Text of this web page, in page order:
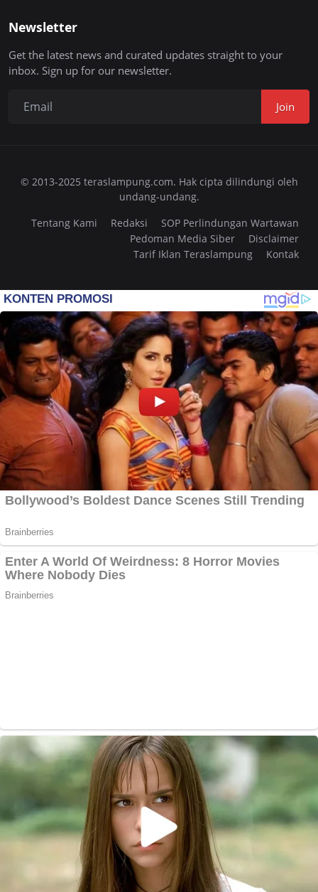
Newsletter
Get the latest news and curated updates straight to your
inbox. Sign up for our newsletter.
Join
© 2013-2025 teraslampung.com. Hak cipta dilindungi oleh
undang-undang.
Tentang Kami
Redaksi
SOP Perlindungan Wartawan
Pedoman Media Siber
Disclaimer
Tarif Iklan Teraslampung
Kontak